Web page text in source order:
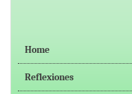
Home
Reflexiones